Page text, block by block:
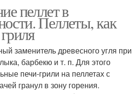
пеллет в
Пеллеты, как
заменитель древесного угля при
барбекю и т. п. Для этого
печи-грили на пеллетах с
гранул в зону горения.